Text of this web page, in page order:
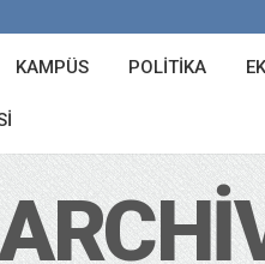
KAMPÜS POLITIKA